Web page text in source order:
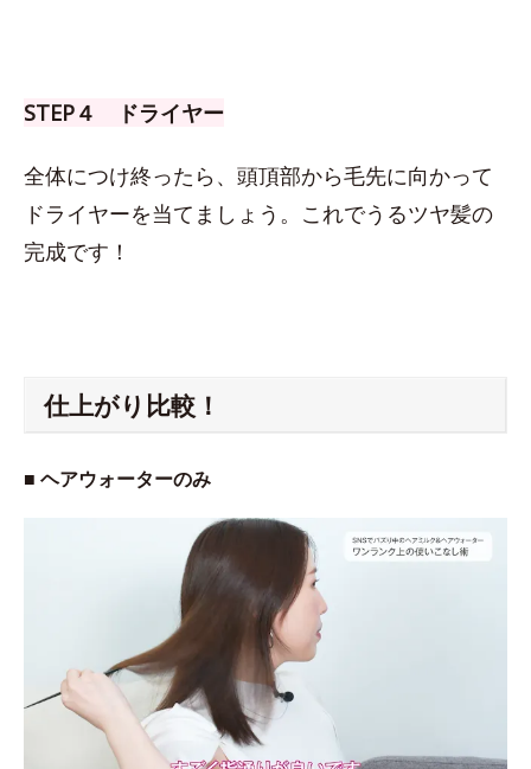
STEP４ ドライヤー
全体につけ終ったら、頭頂部から毛先に向かって
ドライヤーを当てましょう。これでうるツヤ髪の
完成です！
仕上がり比較！
■ ヘアウォーターのみ